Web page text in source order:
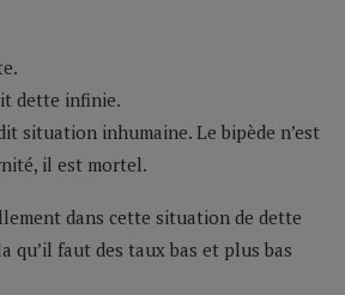
dette infinie.
situation inhumaine. Le bipède n’est
il est mortel.
dans cette situation de dette
qu’il faut des taux bas et plus bas